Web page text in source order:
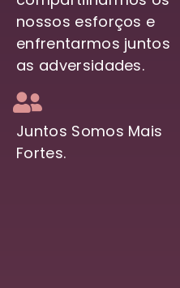
nossos esforços e
enfrentarmos juntos
as adversidades.
Juntos Somos Mais
Fortes.